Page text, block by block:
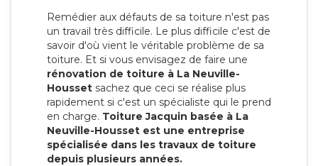
Remédier aux défauts de sa toiture n'est pas
un travail très difficile. Le plus difficile c'est de
savoir d'où vient le véritable problème de sa
toiture. Et si vous envisagez de faire une
rénovation de toiture à La Neuville-
Housset sachez que ceci se réalise plus
rapidement si c'est un spécialiste qui le prend
en charge. Toiture Jacquin basée à La
Neuville-Housset est une entreprise
spécialisée dans les travaux de toiture
depuis plusieurs années.